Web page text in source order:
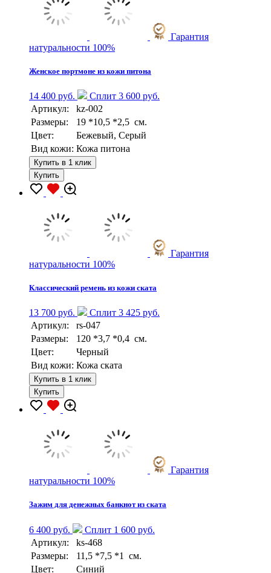
Гарантия
натуральности 100%
Женское портмоне из кожи питона
14 400 руб.
Сплит 3 600 руб.
Артикул:
kz-002
Размеры:
19 *10,5 *2,5 см.
Цвет:
Бежевый, Серый
Вид кожи: Кожа питона
Купить в 1 клик
Купить
Гарантия
натуральности 100%
Классический ремень из кожи ската
13 700 руб.
Сплит 3 425 руб.
Артикул:
rs-047
Размеры:
120 *3,7 *0,4 см.
Цвет:
Черный
Вид кожи: Кожа ската
Купить в 1 клик
Купить
Гарантия
натуральности 100%
Зажим для денежных банкнот из ската
6 400 руб.
Сплит 1 600 руб.
Артикул:
ks-468
Размеры:
11,5 *7,5 *1 см.
Цвет:
Синий